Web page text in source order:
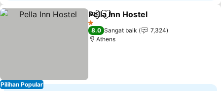
Pilihan Popular
KongsiTambah ke favorit
Pella Inn Hostel
1 Bintang
8.0 Sangat baik
7,324
Athens